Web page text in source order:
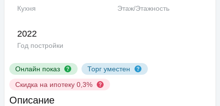
Онлайн показ
Торг уместен
Скидка на ипотеку 0,3%
Кухня Этаж/Этажность
2022
Год постройки
Описание